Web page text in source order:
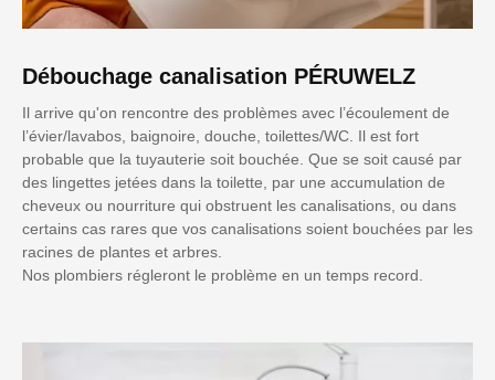
Débouchage canalisation PÉRUWELZ
Il arrive qu'on rencontre des problèmes avec l’écoulement de
l’évier/lavabos, baignoire, douche, toilettes/WC. Il est fort
probable que la tuyauterie soit bouchée. Que se soit causé par
des lingettes jetées dans la toilette, par une accumulation de
cheveux ou nourriture qui obstruent les canalisations, ou dans
certains cas rares que vos canalisations soient bouchées par les
racines de plantes et arbres.
Nos plombiers régleront le problème en un temps record.